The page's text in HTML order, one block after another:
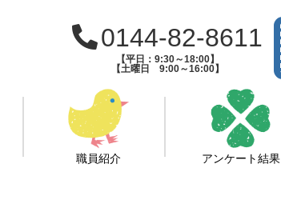
0144-82-8611
【平日：9:30～18:00】
【土曜日 9:00～16:00】
職員紹介 アンケート結果